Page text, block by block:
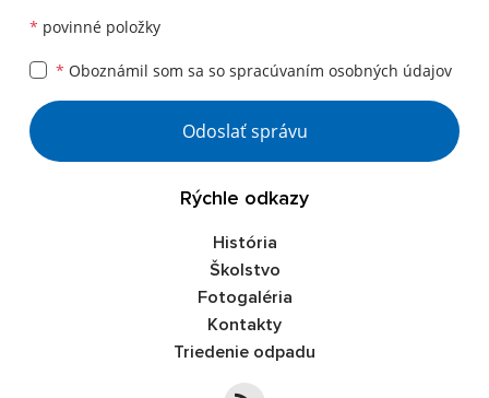
* povinné položky
* Oboznámil som sa so spracúvaním osobných údajov
Google reCaptcha Response
Odoslať správu
Rýchle odkazy
História
Školstvo
Fotogaléria
Kontakty
Triedenie odpadu